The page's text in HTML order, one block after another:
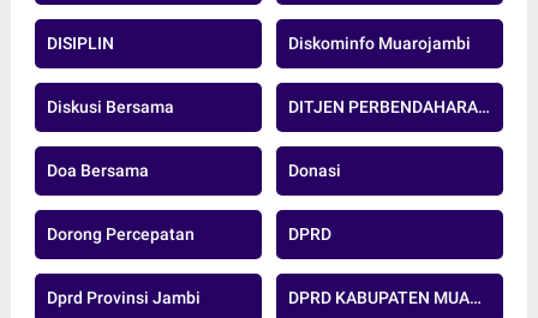
DISIPLIN Diskominfo Muarojambi
Diskusi Bersama DITJEN PERBENDAHARAAN
Doa Bersama Donasi
Dorong Percepatan DPRD
Dprd Provinsi Jambi DPRD KABUPATEN MUARO JAMBI